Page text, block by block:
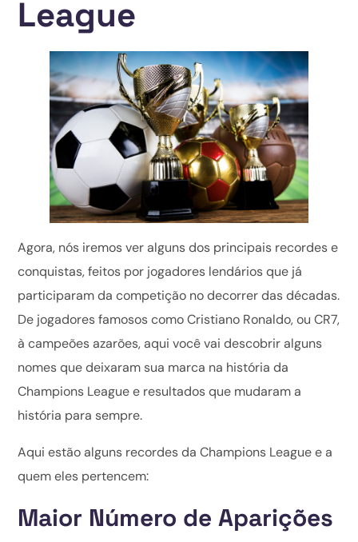
League
Agora, nós iremos ver alguns dos principais recordes e
conquistas, feitos por jogadores lendários que já
participaram da competição no decorrer das décadas.
De jogadores famosos como Cristiano Ronaldo, ou CR7,
à campeões azarões, aqui você vai descobrir alguns
nomes que deixaram sua marca na história da
Champions League e resultados que mudaram a
história para sempre.
Aqui estão alguns recordes da Champions League e a
quem eles pertencem:
Maior Número de Aparições